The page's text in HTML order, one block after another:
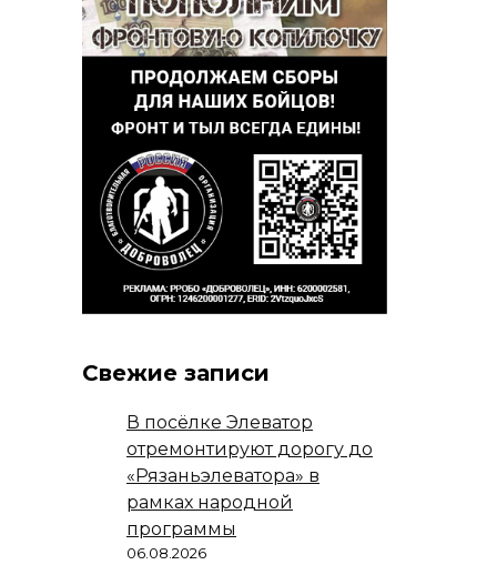
Свежие записи
В посёлке Элеватор
отремонтируют дорогу до
«Рязаньэлеватора» в
рамках народной
программы
06.08.2026